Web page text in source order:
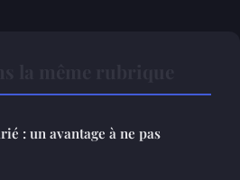
: un avantage à ne pas